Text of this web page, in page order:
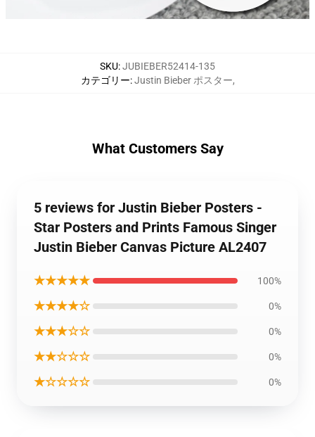
SKU:JUBIEBER52414-135
カテゴリー:Justin Bieber ポスター,
What Customers Say
5 reviews for Justin Bieber Posters -
Star Posters and Prints Famous Singer
Justin Bieber Canvas Picture AL2407
★★★★★ 100%
★★★★☆ 0%
★★★☆☆ 0%
★★☆☆☆ 0%
★☆☆☆☆ 0%